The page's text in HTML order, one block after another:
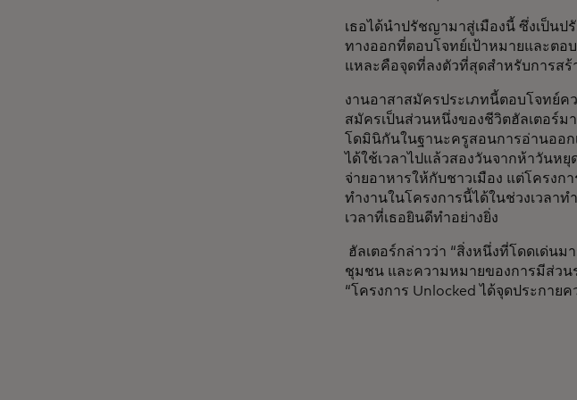
เธอได้นำปรัชญามาสู่เมืองนี้ ซึ่งเป็นป
ทางออกที่ตอบโจทย์เป้าหมายและตอ
แหละคือจุดที่ลงตัวที่สุดสำหรับการส
งานอาสาสมัครประเภทนี้ตอบโจทย์ค
สมัครเป็นส่วนหนึ่งของชีวิตฮัลเตอร์ม
โดมินิกันในฐานะครูสอนการอ่านออก
ได้ใช้เวลาไปแล้วสองวันจากห้าวันห
จ่ายอาหารให้กับชาวเมือง แต่โครงก
ทำงานในโครงการนี้ได้ในช่วงเวลาท
เวลาที่เธอยินดีทำอย่างยิ่ง
ฮัลเตอร์กล่าวว่า “สิ่งหนึ่งที่โดดเด่
ชุมชน และความหมายของการมีส่วน
“โครงการ Unlocked ได้จุดประกาย